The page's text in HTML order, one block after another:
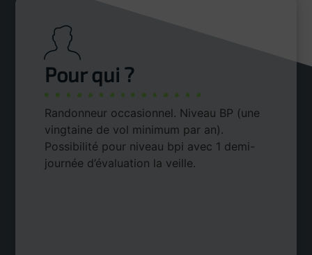
Pour qui ?
Randonneur occasionnel. Niveau BP (une
vingtaine de vol minimum par an).
Possibilité pour niveau bpi avec 1 demi-
journée d’évaluation la veille.